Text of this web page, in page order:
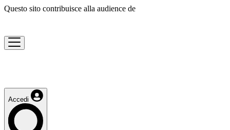
Questo sito contribuisce alla audience de
Accedi